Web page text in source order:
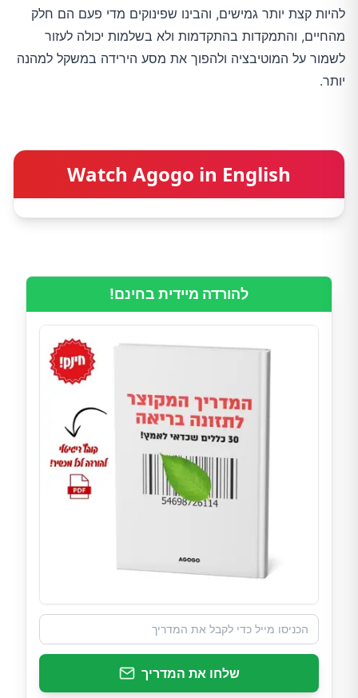
להיות קצת יותר גמישים, והבינו שפינוקים מדי פעם הם חלק
מהחיים, והתמקדות בהתקדמות ולא בשלמות יכולה לעזור
לשמור על המוטיבציה ולהפוך את מסע הירידה במשקל למהנה
יותר.
Watch Agogo in English
להורדה מיידית בחינם!
שלחו את המדריך